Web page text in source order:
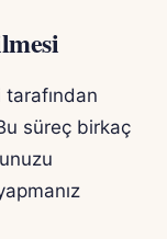
süreç birkaç